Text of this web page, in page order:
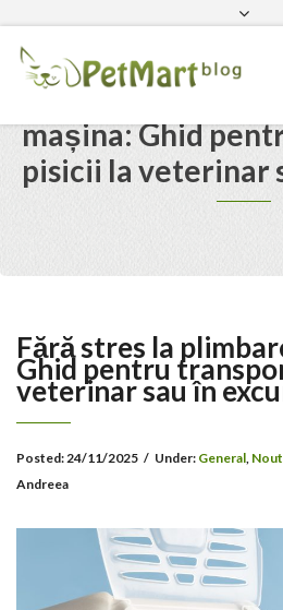
Fără stres la
mașina: Ghid
pisicii la veterinar
Fără stres la
Ghid pentru
veterinar sau în
Posted:24/11/2025 / Under: General,
Andreea